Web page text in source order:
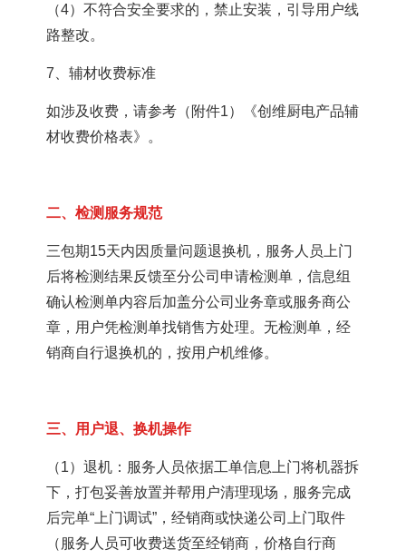
（4）不符合安全要求的，禁止安装，引导用户线
路整改。
7、辅材收费标准
如涉及收费，请参考（附件1）《创维厨电产品辅
材收费价格表》。
二、检测服务规范
三包期15天内因质量问题退换机，服务人员上门
后将检测结果反馈至分公司申请检测单，信息组
确认检测单内容后加盖分公司业务章或服务商公
章，用户凭检测单找销售方处理。无检测单，经
销商自行退换机的，按用户机维修。
三、用户退、换机操作
（1）退机：服务人员依据工单信息上门将机器拆
下，打包妥善放置并帮用户清理现场，服务完成
后完单“上门调试”，经销商或快递公司上门取件
（服务人员可收费送货至经销商，价格自行商